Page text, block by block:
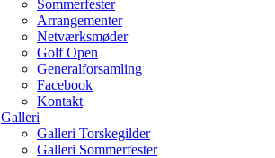
Sommerfester
Arrangementer
Netværksmøder
Golf Open
Generalforsamling
Facebook
Kontakt
Galleri
Galleri Torskegilder
Galleri Sommerfester